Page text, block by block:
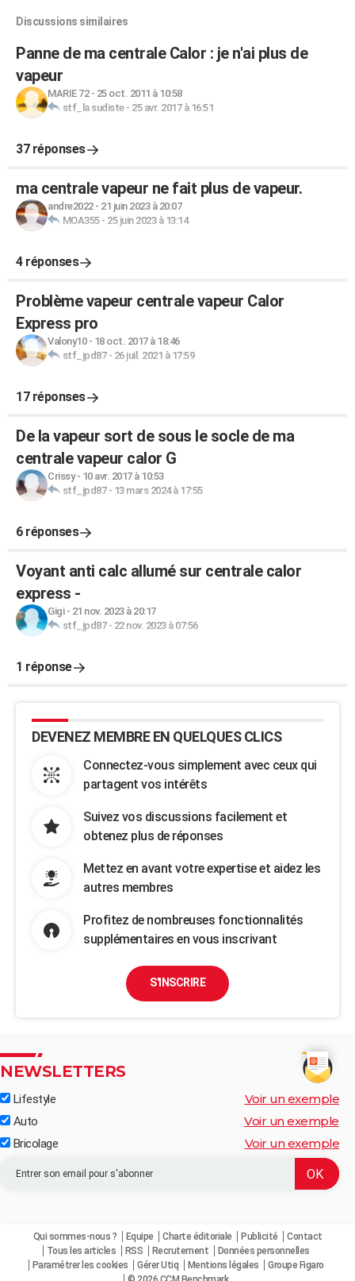
Discussions similaires
Panne de ma centrale Calor : je n'ai plus de
vapeur
MARIE 72- 25 oct. 2011 à 10:58
stf_la sudiste- 25 avr. 2017 à 16:51
37 réponses
ma centrale vapeur ne fait plus de vapeur.
andre2022- 21 juin 2023 à 20:07
MOA355- 25 juin 2023 à 13:14
4 réponses
Problème vapeur centrale vapeur Calor
Express pro
Valony10- 18 oct. 2017 à 18:46
stf_jpd87- 26 juil. 2021 à 17:59
17 réponses
De la vapeur sort de sous le socle de ma
centrale vapeur calor G
Crissy- 10 avr. 2017 à 10:53
stf_jpd87- 13 mars 2024 à 17:55
6 réponses
Voyant anti calc allumé sur centrale calor
express -
Gigi- 21 nov. 2023 à 20:17
stf_jpd87- 22 nov. 2023 à 07:56
1 réponse
DEVENEZ MEMBRE EN QUELQUES CLICS
Connectez-vous simplement avec ceux qui
partagent vos intérêts
Suivez vos discussions facilement et
obtenez plus de réponses
Mettez en avant votre expertise et aidez les
autres membres
Profitez de nombreuses fonctionnalités
supplémentaires en vous inscrivant
S'INSCRIRE
NEWSLETTERS
Lifestyle Voir un exemple
Auto Voir un exemple
Bricolage Voir un exemple
Qui sommes-nous ? Equipe Charte éditoriale Publicité
Contact
Tous les articles
RSS Recrutement
Données personnelles
Paramétrer les cookies
Gérer Utiq Mentions légales
Groupe Figaro